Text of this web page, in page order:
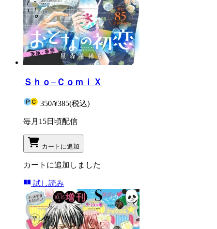
Ｓｈｏ−ＣｏｍｉＸ
350/¥385(税込)
毎月15日頃配信
カートに追加
カートに追加しました
試し読み